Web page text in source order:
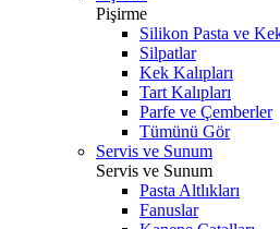
Pişirme
Silikon Pasta ve
Silpatlar
Kek Kalıpları
Tart Kalıpları
Parfe ve Çemberler
Tümünü Gör
Servis ve Sunum
Servis ve Sunum
Pasta Altlıkları
Fanuslar